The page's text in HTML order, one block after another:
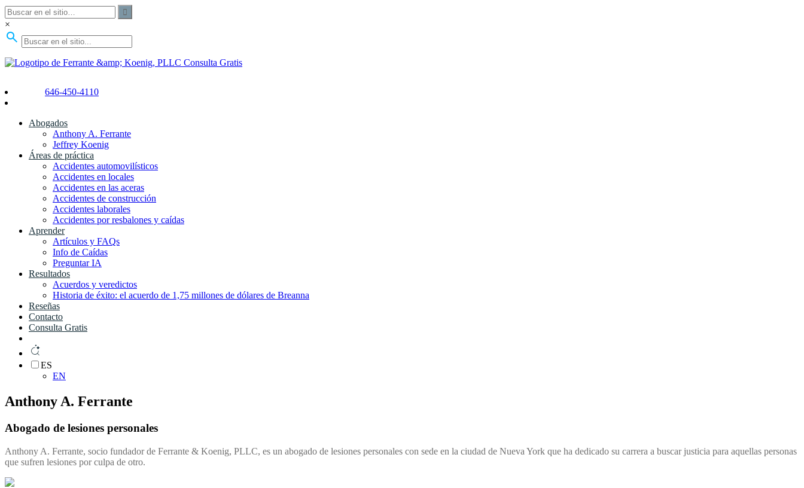
×
Consulta Gratis
646-450-4110
Abogados
Anthony A. Ferrante
Jeffrey Koenig
Áreas de práctica
Accidentes automovilísticos
Accidentes en locales
Accidentes en las aceras
Accidentes de construcción
Accidentes laborales
Accidentes por resbalones y caídas
Aprender
Artículos y FAQs
Info de Caídas
Preguntar IA
Resultados
Acuerdos y veredictos
Historia de éxito: el acuerdo de 1,75 millones de dólares de Breanna
Reseñas
Contacto
Consulta Gratis
ES
EN
Anthony A. Ferrante
Abogado de lesiones personales
Anthony A. Ferrante, socio fundador de Ferrante & Koenig, PLLC, es un abogado de lesiones personales con sede en la ciudad de Nueva York que ha dedicado su carrera a buscar justicia para aquellas personas
que sufren lesiones por culpa de otro.